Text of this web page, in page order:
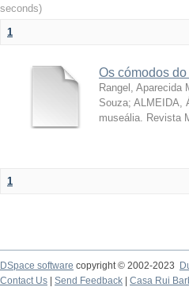
seconds)
1
Os cómodos
Rangel, Aparecida
Souza; ALMEIDA,
museália. Revista
1
DSpace software copyright © 2002-2023
Contact Us
Send Feedback Casa Rui